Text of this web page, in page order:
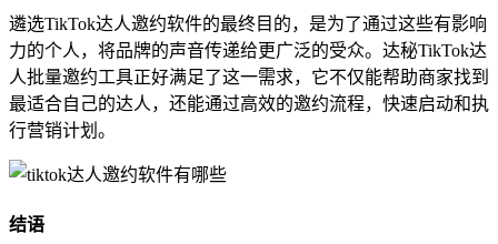
遴选TikTok达人邀约软件的最终目的，是为了通过这些有影响
力的个人，将品牌的声音传递给更广泛的受众。达秘TikTok达
人批量邀约工具正好满足了这一需求，它不仅能帮助商家找到
最适合自己的达人，还能通过高效的邀约流程，快速启动和执
行营销计划。
结语